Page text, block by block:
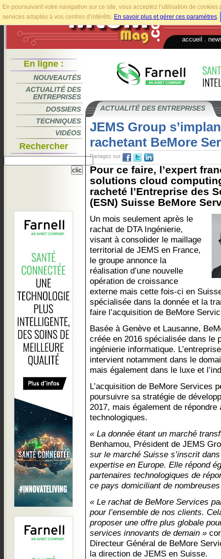
En poursuivant votre navigation sur ce site, vous acceptez l’utilisation de
services adaptés à vos centres d’intérêts. En savoir plus et gérer ces paramètres.
accueil
En ligne :
NOUVEAUTÉS
ACTUALITÉ DES
ENTREPRISES
DOSSIERS
TECHNIQUES
VIDÉOS
Rechercher
ACTUALITÉ DES ENTREPRISES
JEMS Group
rachetant BeMore
Partagez sur
Pour ce faire, l’expert
solutions cloud
racheté l’Entreprise des
(ESN) Suisse BeMore
Un mois seulement après le
rachat de DTA Ingénierie,
visant à consolider le maillage
territorial de JEMS en France,
le groupe annonce la
réalisation d’une nouvelle
opération de croissance
externe mais cette fois-ci en
spécialisée dans la donnée et la
faire l’acquisition de BeMore
Basée à Genève et Lausanne,
créée en 2016 spécialisée dans le
ingénierie informatique.
intervient notamment dans le
mais également dans le luxe et
L’acquisition de BeMore Services
poursuivre sa stratégie de
2017, mais également de répondre
technologiques.
« La donnée étant un marché
Benhamou, Président de JEMS
sur le marché Suisse s’inscrit
expertise en Europe. Elle répond
partenaires technologiques de
ce pays domiciliant de
« Le rachat de BeMore Services
pour l’ensemble de nos clients.
proposer une offre plus globale
services innovants de demain »
Directeur Général de BeMore
la direction de JEMS en Suisse.